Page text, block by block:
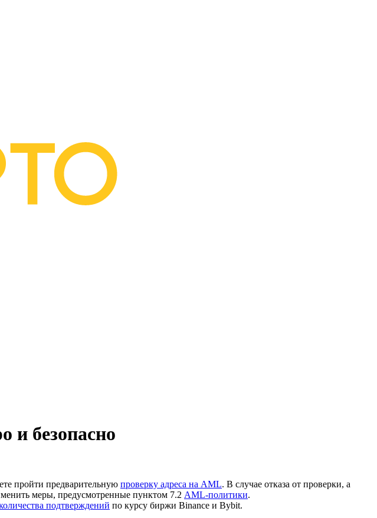
безопасно
пройти предварительную проверку адреса на AML. В случае отказа от проверки, а
меры, предусмотренные пунктом 7.2 AML-политики.
подтверждений по курсу биржи Binance и Bybit.